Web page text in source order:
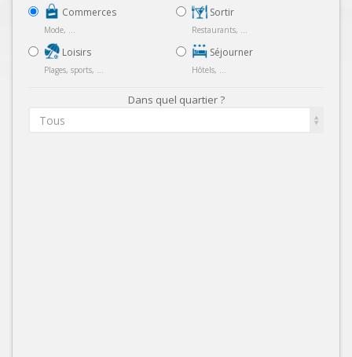
Commerces
Mode, ...
Loisirs
Plages, sports, ...
Sortir
Restaurants, ...
Séjourner
Hôtels, ...
Dans quel quartier ?
Tous